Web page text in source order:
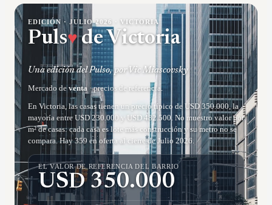
EDICIÓN · JULIO 2026 VICTORIA
Puls♥deVictoria
Una edición del Pulso, por Vic Miascovsky
Mercado de venta · precios de referencia.
En Victoria, las casas tienen un precio típico de USD 350.000, la
mayoría entre USD 230.000 y USD 482.500. No muestro valor por
m² de casas: cada casa es lote más construcción y su metro no se
compara. Hay 359 en oferta al cierre de Julio 2026.
EL VALOR DE REFERENCIA DEL BARRIO
USD350.000